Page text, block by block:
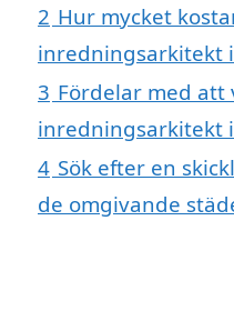
2 Hur mycket
inredningsarkitekt
3 Fördelar med att
inredningsarkitekt
4 Sök efter en
de omgivande